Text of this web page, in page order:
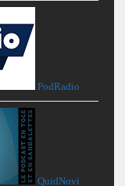
PodRadio
QuidNovi